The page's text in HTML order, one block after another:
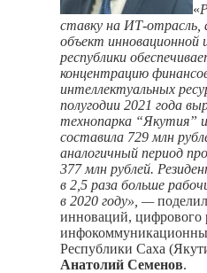
«
ставку на ИТ-отрасль,
объект
республики
концентрацию
интеллектуальных
полугодии 2021 года
технопарка “Якутия”
составила 729 млн
аналогичный период
377 млн рублей.
в 2,5 раза больше
в 2020 году», —
инноваций, цифрового
Республики Саха
Анатолий Семенов.